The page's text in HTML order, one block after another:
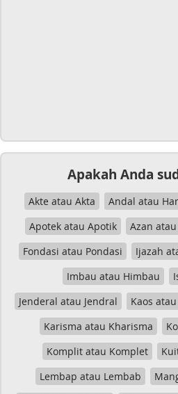
Apakah Anda
Akte atau Akta Andal atau
Apotek atau Apotik
Azan
Fondasi atau Pondasi
Ijazah
Imbau atau Himbau
Jenderal atau Jendral
Kaos
Karisma atau Kharisma
Komplit atau Komplet
Lembap atau Lembab